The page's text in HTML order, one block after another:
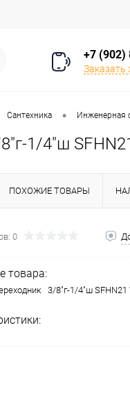
+7 (902)
Заказать
Сантехника • Инженерная
1/4"ш
ПОХОЖИЕ ТОВАРЫ
0
товара:
3/8"г-1/4"ш SFHN21